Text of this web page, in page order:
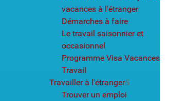
vacances à l’étranger
Démarches à faire
Le travail saisonnier et
occasionnel
Programme Visa Vacances
Travail
Travailler à l'étranger5
Trouver un emploi